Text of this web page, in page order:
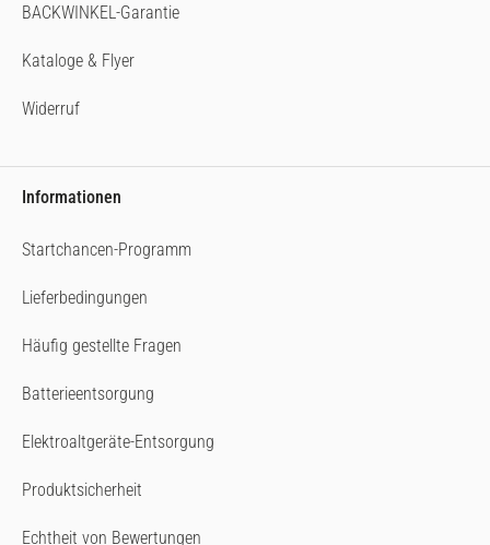
BACKWINKEL-Garantie
Kataloge & Flyer
Widerruf
Informationen
Startchancen-Programm
Lieferbedingungen
Häufig gestellte Fragen
Batterieentsorgung
Elektroaltgeräte-Entsorgung
Produktsicherheit
Echtheit von Bewertungen